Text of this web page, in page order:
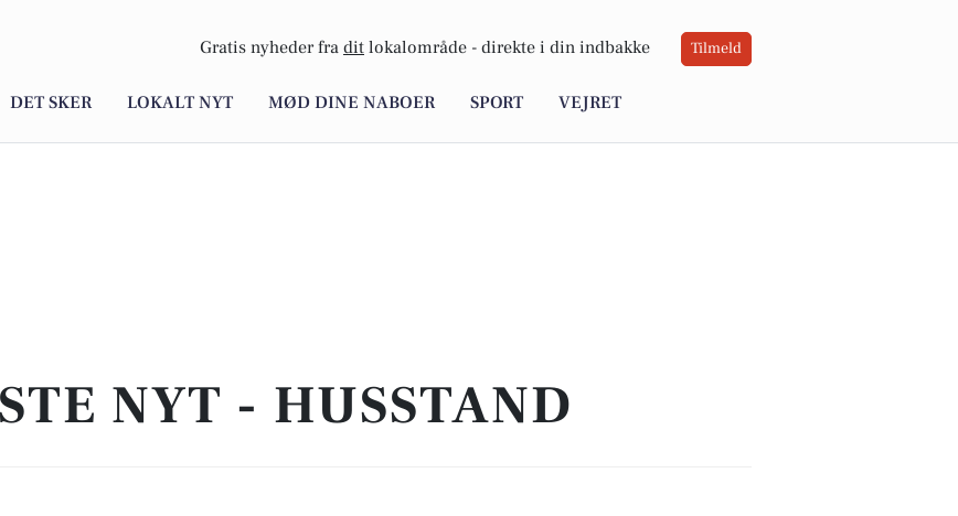
Gratis nyheder fra dit lokalområde - direkte i din indbakke Tilmeld
DET SKER LOKALT NYT MØD DINE NABOER SPORT VEJRET
NYT - HUSSTAND